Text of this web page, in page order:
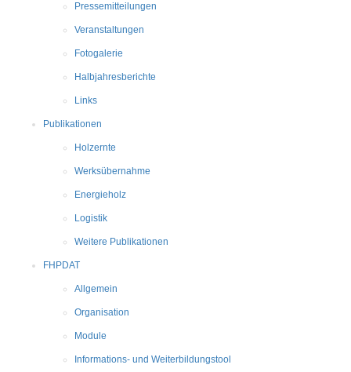
Pressemitteilungen
Veranstaltungen
Fotogalerie
Halbjahresberichte
Links
Publikationen
Holzernte
Werksübernahme
Energieholz
Logistik
Weitere Publikationen
FHPDAT
Allgemein
Organisation
Module
Informations- und Weiterbildungstool